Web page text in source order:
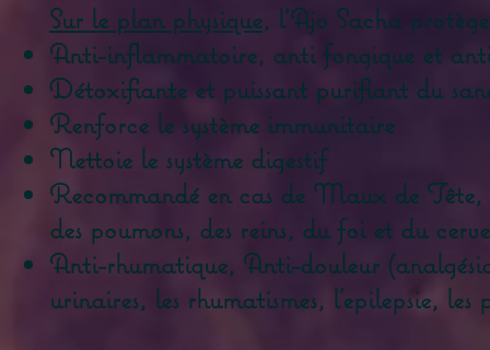
Sur le plan physique, l'Ajo Sacha
Anti-inflammatoire, anti fongique et
Détoxifiante et puissant purifiant du
Renforce le système immunitaire
Nettoie le système digestif
Recommandé en cas de Maux de
des poumons, des reins, du foi et du
Anti-rhumatique, Anti-douleur
urinaires, les rhumatismes, l'epilepsie,